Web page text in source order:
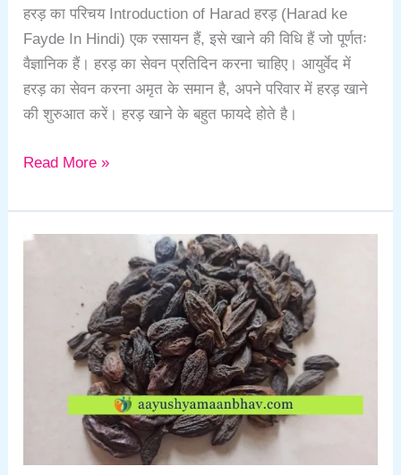
हरड़ का परिचय Introduction of Harad हरड़ (Harad ke
Fayde In Hindi) एक रसायन हैं, इसे खाने की विधि हैं जो पूर्णतः
वैज्ञानिक हैं। हरड़ का सेवन प्रतिदिन करना चाहिए। आयुर्वेद में
हरड़ का सेवन करना अमृत के समान है, अपने परिवार में हरड़ खाने
की शुरुआत करें। हरड़ खाने के बहुत फायदे होते है।
Read More »
Terminalia
Haritaki